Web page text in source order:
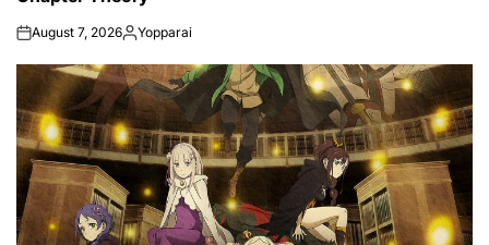
onAugust 7, 2026Posted
Yopparai